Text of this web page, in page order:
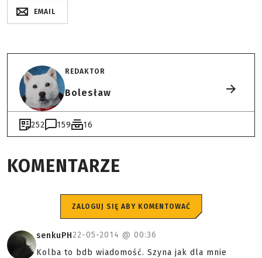
EMAIL
REDAKTOR
Bolesław
252 159 16
KOMENTARZE
ZALOGUJ SIĘ ABY KOMENTOWAĆ
senkuPH22-05-2014 @ 00:36
Kolba to bdb wiadomość. Szyna jak dla mnie